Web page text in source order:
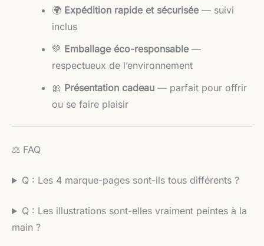
🌍 Expédition rapide et sécurisée— suivi
inclus
💚 Emballage éco-responsable—
respectueux de l’environnement
🎀 Présentation cadeau — parfait pour offrir
ou se faire plaisir
⚖️ FAQ
Q : Les 4 marque-pages sont-ils tous différents ?
Q : Les illustrations sont-elles vraiment peintes à la
main ?